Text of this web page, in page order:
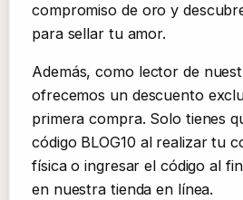
compromiso de oro y
para sellar tu amor.
Además, como lector de
ofrecemos un descuento
primera compra. Solo tienes
código BLOG10 al realizar tu
física o ingresar el código al
en nuestra tienda en línea.